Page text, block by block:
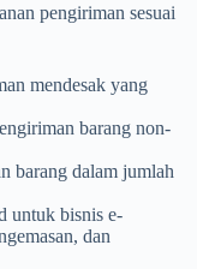
pengiriman sesuai
mendesak yang
barang non-
barang dalam jumlah
untuk bisnis e-
dan